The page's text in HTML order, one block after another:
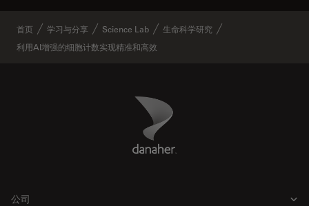
首页 学习与分享 Science Lab
生命科学研究
利用AI增强的细胞计数实现精准和高效
Danaher Logo
公司